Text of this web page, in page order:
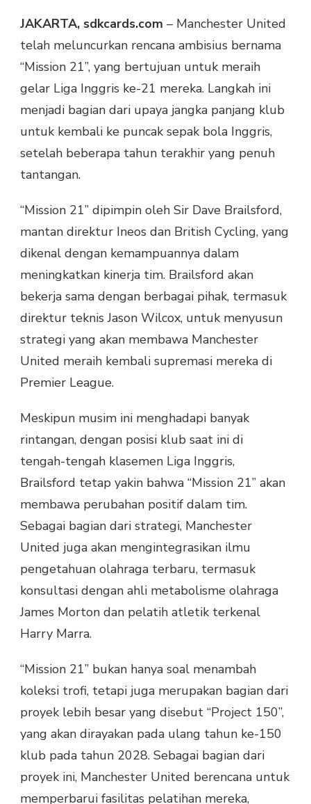
SIAPKAN
“MISSION
UNTUK
RAIH
LIGA
INGGRIS
JAKARTA, sdkcards.com – Manchester United
telah meluncurkan rencana ambisius bernama
“Mission 21”, yang bertujuan untuk meraih
gelar Liga Inggris ke-21 mereka. Langkah ini
menjadi bagian dari upaya jangka panjang klub
untuk kembali ke puncak sepak bola Inggris,
setelah beberapa tahun terakhir yang penuh
tantangan.
“Mission 21” dipimpin oleh Sir Dave Brailsford,
mantan direktur Ineos dan British Cycling, yang
dikenal dengan kemampuannya dalam
meningkatkan kinerja tim. Brailsford akan
bekerja sama dengan berbagai pihak, termasuk
direktur teknis Jason Wilcox, untuk menyusun
strategi yang akan membawa Manchester
United meraih kembali supremasi mereka di
Premier League.
Meskipun musim ini menghadapi banyak
rintangan, dengan posisi klub saat ini di
tengah-tengah klasemen Liga Inggris,
Brailsford tetap yakin bahwa “Mission 21” akan
membawa perubahan positif dalam tim.
Sebagai bagian dari strategi, Manchester
United juga akan mengintegrasikan ilmu
pengetahuan olahraga terbaru, termasuk
konsultasi dengan ahli metabolisme olahraga
James Morton dan pelatih atletik terkenal
Harry Marra.
“Mission 21” bukan hanya soal menambah
koleksi trofi, tetapi juga merupakan bagian dari
proyek lebih besar yang disebut “Project 150”,
yang akan dirayakan pada ulang tahun ke-150
klub pada tahun 2028. Sebagai bagian dari
proyek ini, Manchester United berencana untuk
memperbarui fasilitas pelatihan mereka,